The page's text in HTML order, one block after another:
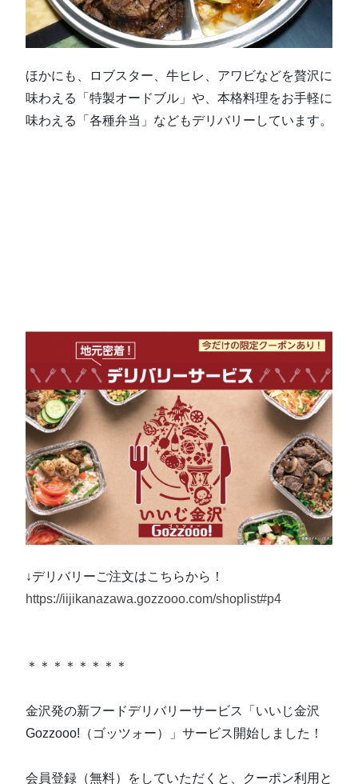
ほかにも、ロブスター、牛ヒレ、アワビなどを贅沢に
味わえる「特製オードブル」や、本格料理をお手軽に
味わえる「各種弁当」などもデリバリーしています。
↓デリバリーご注文はこちらから！
https://iijikanazawa.gozzooo.com/shoplist#p4
＊＊＊＊＊＊＊＊
金沢発の新フードデリバリーサービス「いいじ金沢
Gozzooo!（ゴッツォー）」サービス開始しました！
会員登録（無料）をしていただくと、クーポン利用と